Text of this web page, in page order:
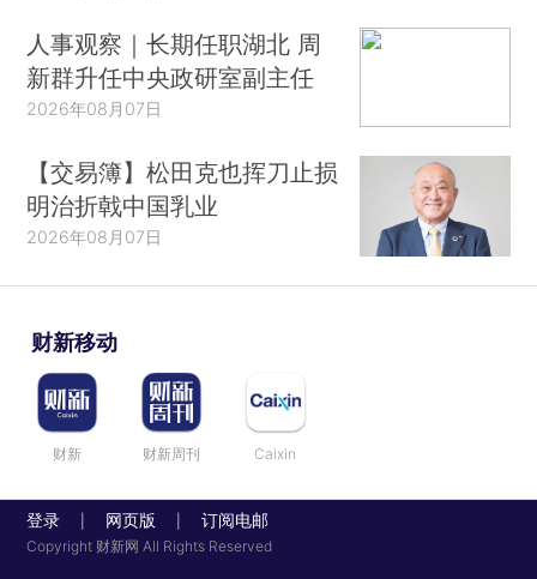
人事观察｜长期任职湖北 周
新群升任中央政研室副主任
2026年08月07日
【交易簿】松田克也挥刀止损
明治折戟中国乳业
2026年08月07日
财新移动
财新 财新周刊 Caixin
登录 网页版 订阅电邮
Copyright 财新网 All Rights Reserved